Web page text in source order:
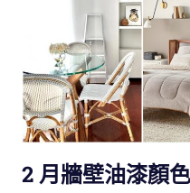
2 月牆壁油漆顏